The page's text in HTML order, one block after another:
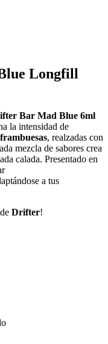
Longfill
Bar Mad Blue 6ml
la intensidad de
frambuesas, realzadas con
mezcla de sabores crea
calada. Presentado en
a tus
Drifter!